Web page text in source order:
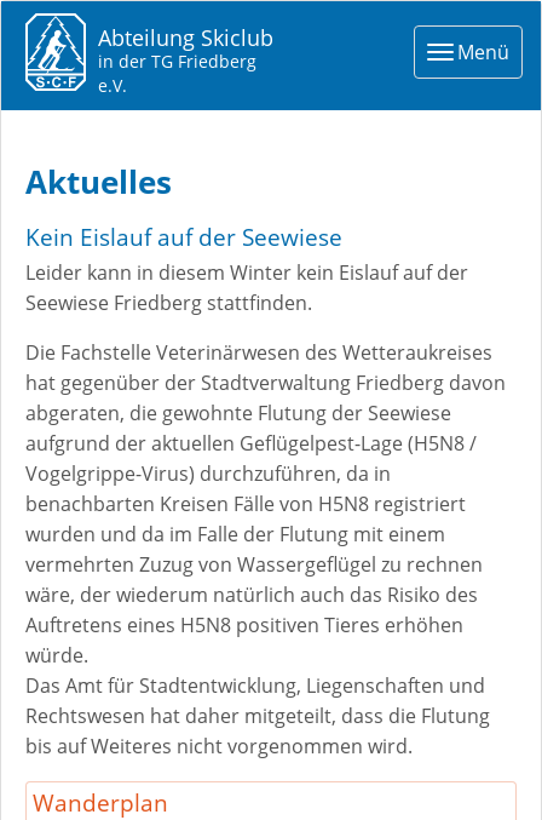
Toggle
Menü
Abteilung Skiclub
in der TG Friedberg
e.V.
Aktuelles
Kein Eislauf auf der Seewiese
Leider kann in diesem Winter kein Eislauf auf der
Seewiese Friedberg stattfinden.
Die Fachstelle Veterinärwesen des Wetteraukreises
hat gegenüber der Stadtverwaltung Friedberg davon
abgeraten, die gewohnte Flutung der Seewiese
aufgrund der aktuellen Geflügelpest-Lage (H5N8 /
Vogelgrippe-Virus) durchzuführen, da in
benachbarten Kreisen Fälle von H5N8 registriert
wurden und da im Falle der Flutung mit einem
vermehrten Zuzug von Wassergeflügel zu rechnen
wäre, der wiederum natürlich auch das Risiko des
Auftretens eines H5N8 positiven Tieres erhöhen
würde.
Das Amt für Stadtentwicklung, Liegenschaften und
Rechtswesen hat daher mitgeteilt, dass die Flutung
bis auf Weiteres nicht vorgenommen wird.
Wanderplan